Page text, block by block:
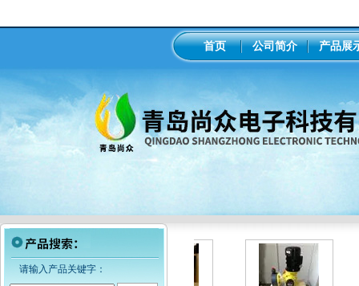
首页 公司简介 产品展
请输入产品关键字：